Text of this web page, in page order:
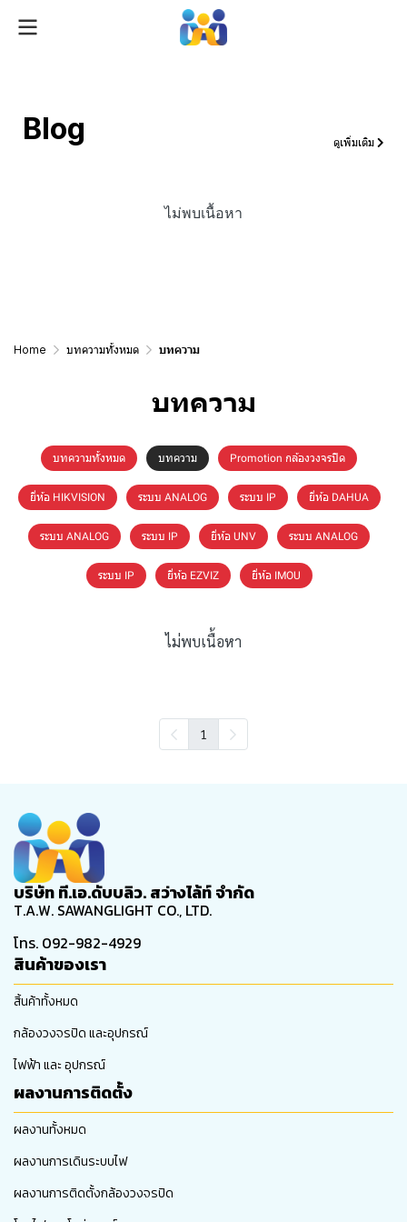
Blog ดูเพิ่มเติม
ไม่พบเนื้อหา
Home บทความทั้งหมด บทความ
บทความ
บทความทั้งหมด บทความ Promotion กล้องวงจรปิด
ยี่ห้อ HIKVISION ระบบ ANALOG ระบบ IP ยี่ห้อ DAHUA
ระบบ ANALOG ระบบ IP ยี่ห้อ UNV ระบบ ANALOG
ระบบ IP ยี่ห้อ EZVIZ ยี่ห้อ IMOU
ไม่พบเนื้อหา
1
บริษัท ที.เอ.ดับบลิว. สว่างไล้ท์ จำกัด
T.A.W. SAWANGLIGHT CO., LTD.
โทร. 092-982-4929
สินค้าของเรา
สิ้นค้าทั้งหมด
กล้องวงจรปิด และอุปกรณ์
ไฟฟ้า และ อุปกรณ์
ผลงานการติดตั้ง
ผลงานทั้งหมด
ผลงานการเดินระบบไฟ
ผลงานการติดตั้งกล้องวงจรปิด